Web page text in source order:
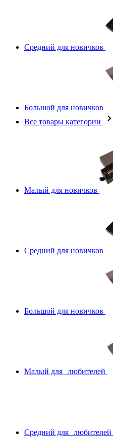
Средний для новичков
Большой для новичков
Все товары категории
Малый для новичков
Средний для новичков
Большой для новичков
Малый для любителей
Средний для любителей